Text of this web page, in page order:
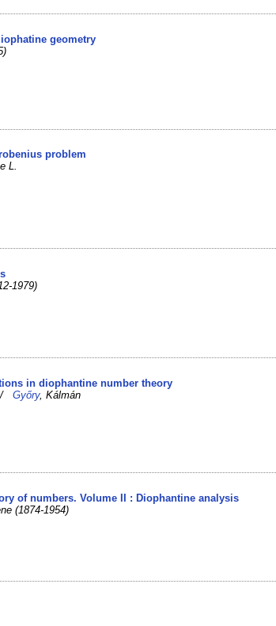
geometry
problem
L.
1979)
in diophantine number theory
/Győry, Kálmán
of numbers. Volume II : Diophantine analysis
(1874-1954)